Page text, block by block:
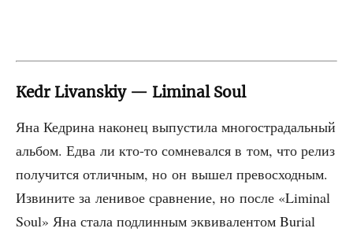
Кedr Livanskiy — Liminal Soul
Яна Кед­ри­на нако­нец выпу­сти­ла мно­го­стра­даль­ный
аль­бом. Едва ли кто-то сомне­вал­ся в том, что релиз
полу­чит­ся отлич­ным, но он вышел пре­вос­ход­ным.
Изви­ни­те за лени­вое срав­не­ние, но после «Liminal
Soul» Яна ста­ла под­лин­ным экви­ва­лен­том Burial